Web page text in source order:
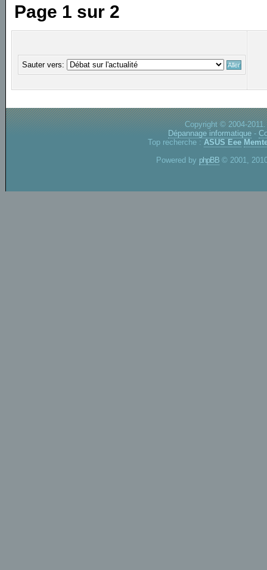
Page 1 sur 2
Sauter vers:
Copyright © 2004-
Dépannage informatique -
Top recherche : ASUS Eee
Powered by phpBB © 2001,